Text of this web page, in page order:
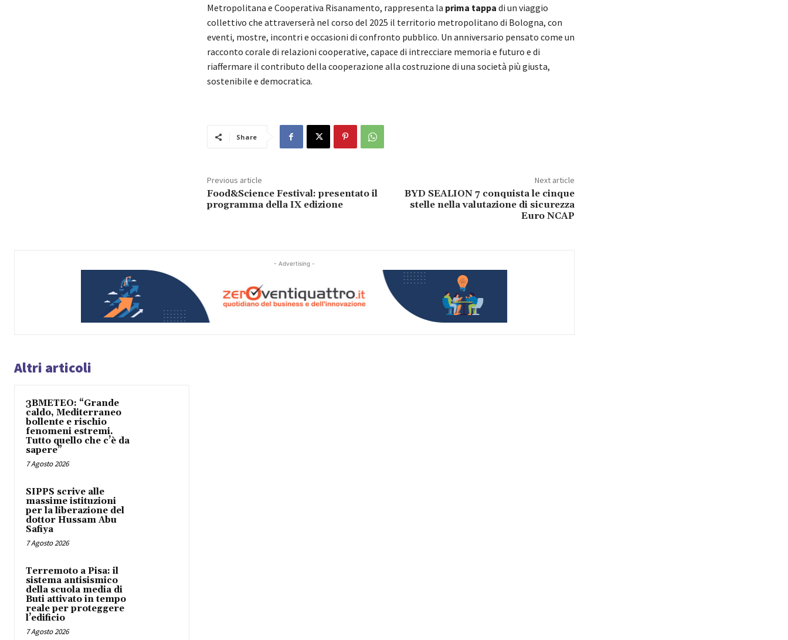
Metropolitana e Cooperativa Risanamento, rappresenta la prima tappa di un viaggio
collettivo che attraverserà nel corso del 2025 il territorio metropolitano di Bologna, con
eventi, mostre, incontri e occasioni di confronto pubblico. Un anniversario pensato come un
racconto corale di relazioni cooperative, capace di intrecciare memoria e futuro e di
riaffermare il contributo della cooperazione alla costruzione di una società più giusta,
sostenibile e democratica.
Share
Previous article
Food&Science Festival: presentato il
programma della IX edizione
Next article
BYD SEALION 7 conquista le cinque
stelle nella valutazione di sicurezza
Euro NCAP
- Advertising -
Altri articoli
3BMETEO: “Grande
caldo, Mediterraneo
bollente e rischio
fenomeni estremi.
Tutto quello che c’è da
sapere”
7 Agosto 2026
SIPPS scrive alle
massime istituzioni
per la liberazione del
dottor Hussam Abu
Safiya
7 Agosto 2026
Terremoto a Pisa: il
sistema antisismico
della scuola media di
Buti attivato in tempo
reale per proteggere
l’edificio
7 Agosto 2026